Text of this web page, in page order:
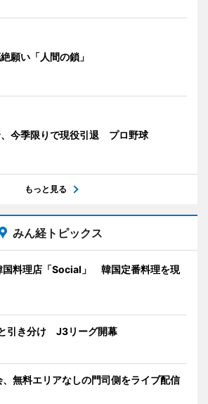
願い「人間の鎖」
今季限りで現役引退 プロ野球
もっと見る
みん経トピックス
国料理店「Social」 韓国定番料理を現
引き分け J3リーグ開幕
無料エリアなしの門司側をライブ配信